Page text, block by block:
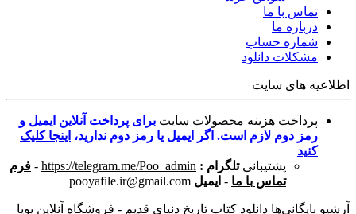
تماس با ما
درباره ما
شماره حساب
مشکلات دانلود
اطلاعیه های سایت
پرداخت هزینه محصولات سایت برای پرداخت آنلاین ایمیل و
رمز دوم لازم است. اگر ایمیل یا رمز دوم ندارید، اینجا کلیک
کنید
پشتیبانی تلگرام : https://telegram.me/Poo_admin
- فرم
تماس با ما - ایمیل pooyafile.ir@gmail.com
آرشیو بایگانی‌ها دانلود کتاب تاریخ دنیای قدیم - فروشگاه آنلاین پویا